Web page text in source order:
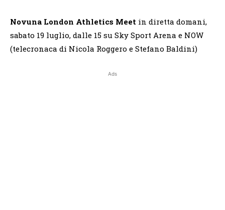
Novuna London Athletics Meet in diretta domani,
sabato 19 luglio, dalle 15 su Sky Sport Arena e NOW
(telecronaca di Nicola Roggero e Stefano Baldini)
Ads